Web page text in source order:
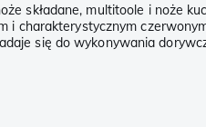
składane, multitoole i noże
i charakterystycznym
się do wykonywania